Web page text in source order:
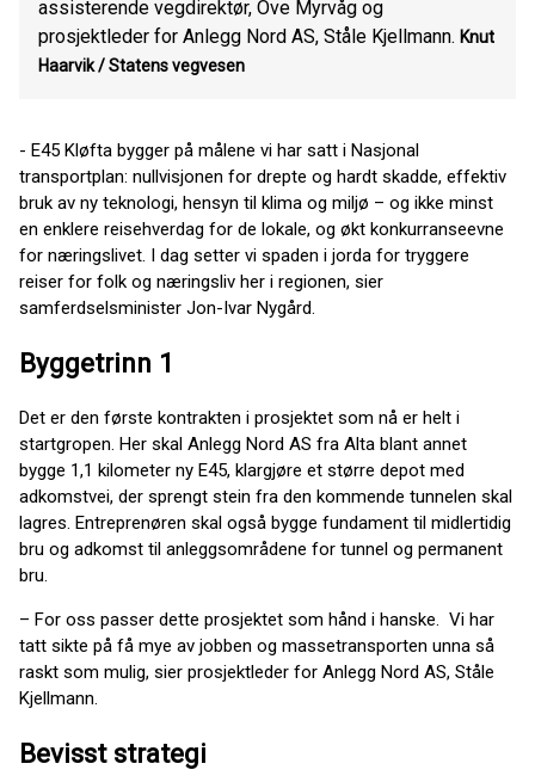
assisterende vegdirektør, Ove Myrvåg og
prosjektleder for Anlegg Nord AS, Ståle Kjellmann. Knut
Haarvik /Statens vegvesen
- E45 Kløfta bygger på målene vi har satt i Nasjonal
transportplan: nullvisjonen for drepte og hardt skadde, effektiv
bruk av ny teknologi, hensyn til klima og miljø – og ikke minst
en enklere reisehverdag for de lokale, og økt konkurranseevne
for næringslivet. I dag setter vi spaden i jorda for tryggere
reiser for folk og næringsliv her i regionen, sier
samferdselsminister Jon-Ivar Nygård.
Byggetrinn 1
Det er den første kontrakten i prosjektet som nå er helt i
startgropen. Her skal Anlegg Nord AS fra Alta blant annet
bygge 1,1 kilometer ny E45, klargjøre et større depot med
adkomstvei, der sprengt stein fra den kommende tunnelen skal
lagres. Entreprenøren skal også bygge fundament til midlertidig
bru og adkomst til anleggsområdene for tunnel og permanent
bru.
– For oss passer dette prosjektet som hånd i hanske. Vi har
tatt sikte på få mye av jobben og massetransporten unna så
raskt som mulig, sier prosjektleder for Anlegg Nord AS, Ståle
Kjellmann.
Bevisst strategi